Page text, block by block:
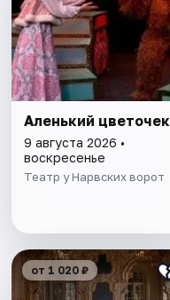
Аленький цветочек
9 августа 2026 •
воскресенье
Театр у Нарвских ворот
от 1 020 ₽